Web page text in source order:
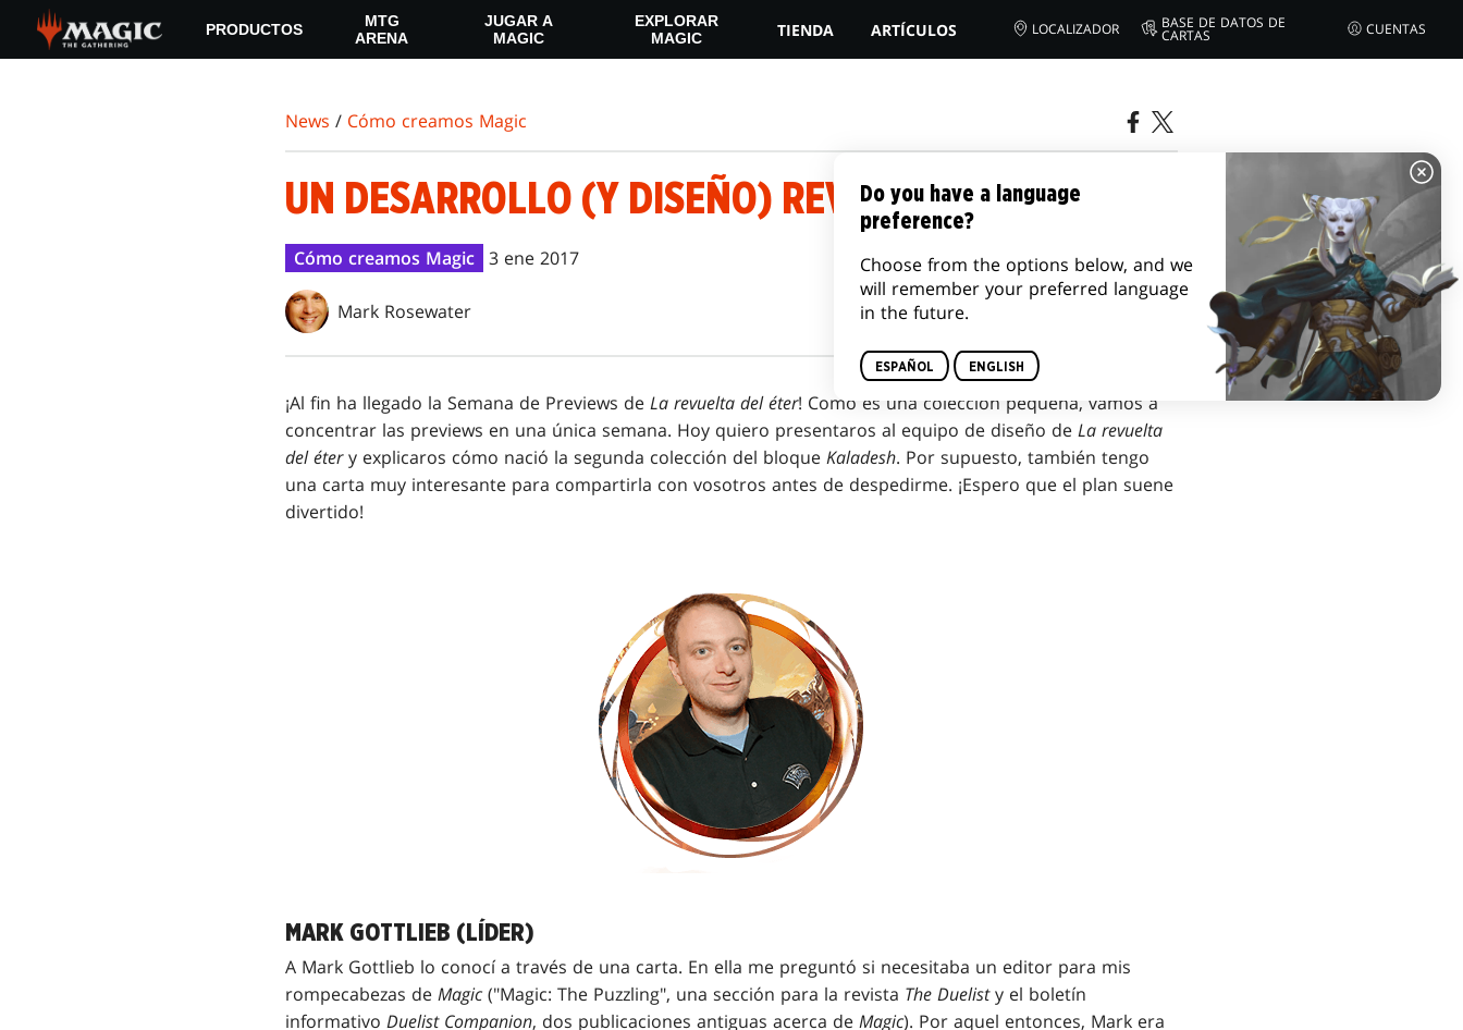
main
PRODUCTOS
MTG
ARENA
JUGAR A
MAGIC
EXPLORAR
MAGIC
TIENDA ARTÍCULOS LOCALIZADOR BASE DE DATOS DE
CARTAS CUENTAS
News / Cómo creamos Magic
UN DESARROLLO (Y DISEÑO) REVUELTO, PARTE 1
Cómo creamos Magic 3 ene 2017
Mark Rosewater
¡Al fin ha llegado la Semana de Previews de La revuelta del éter! Como es una colección pequeña, vamos a
concentrar las previews en una única semana. Hoy quiero presentaros al equipo de diseño de La revuelta
del étery explicaros cómo nació la segunda colección del bloque Kaladesh. Por supuesto, también tengo
una carta muy interesante para compartirla con vosotros antes de despedirme. ¡Espero que el plan suene
divertido!
MARK GOTTLIEB (LÍDER)
A Mark Gottlieb lo conocí a través de una carta. En ella me preguntó si necesitaba un editor para mis
rompecabezas de Magic ("Magic: The Puzzling", una sección para la revista The Duelisty el boletín
informativo Duelist Companion, dos publicaciones antiguas acerca de Magic). Por aquel entonces, Mark era
Do you have a language
preference?
Choose from the options below, and we
will remember your preferred language
in the future.
ESPAÑOL ENGLISH